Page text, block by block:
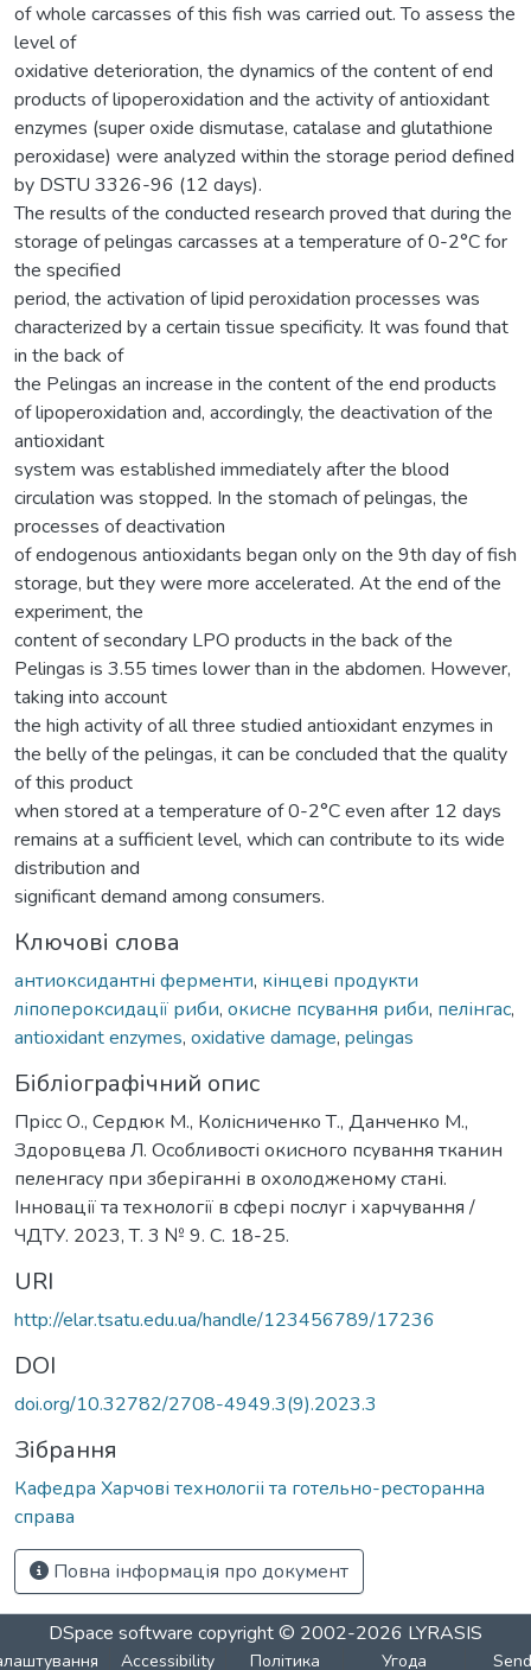
of whole carcasses of this fish was carried out. To assess the
level of
oxidative deterioration, the dynamics of the content of end
products of lipoperoxidation and the activity of antioxidant
enzymes (super oxide dismutase, catalase and glutathione
peroxidase) were analyzed within the storage period defined
by DSTU 3326-96 (12 days).
The results of the conducted research proved that during the
storage of pelingas carcasses at a temperature of 0-2°C for
the specified
period, the activation of lipid peroxidation processes was
characterized by a certain tissue specificity. It was found that
in the back of
the Pelingas an increase in the content of the end products
of lipoperoxidation and, accordingly, the deactivation of the
antioxidant
system was established immediately after the blood
circulation was stopped. In the stomach of pelingas, the
processes of deactivation
of endogenous antioxidants began only on the 9th day of fish
storage, but they were more accelerated. At the end of the
experiment, the
content of secondary LPO products in the back of the
Pelingas is 3.55 times lower than in the abdomen. However,
taking into account
the high activity of all three studied antioxidant enzymes in
the belly of the pelingas, it can be concluded that the quality
of this product
when stored at a temperature of 0-2°C even after 12 days
remains at a sufficient level, which can contribute to its wide
distribution and
significant demand among consumers.
Ключові слова
антиоксидантні ферменти, кінцеві продукти
ліпопероксидації риби, окисне псування риби, пелінгас,
antioxidant enzymes, oxidative damage, pelingas
Бібліографічний опис
Прісс О., Сердюк М., Колісниченко Т., Данченко М.,
Здоровцева Л. Особливості окисного псування тканин
пеленгасу при зберіганні в охолодженому стані.
Інновації та технології в сфері послуг і харчування /
ЧДТУ. 2023, Т. 3 № 9. С. 18-25.
URI
http://elar.tsatu.edu.ua/handle/123456789/17236
DOI
doi.org/10.32782/2708-4949.3(9).2023.3
Зібрання
Кафедра Харчові технологіі та готельно-ресторанна
справа
Повна інформація про документ
DSpace software copyright © 2002-2026 LYRASIS
Accessibility Політика Угода Send